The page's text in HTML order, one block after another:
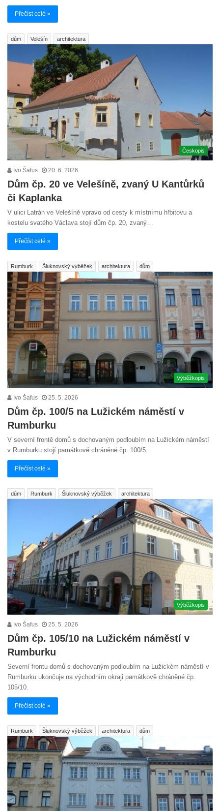
Přečíst celé »
dům Velešín architektura
Českopis
Ivo Šafus 20. 6. 2026
Dům čp. 20 ve Velešíně, zvaný U Kantůrků
či Kaplanka
V ulici Latrán ve Velešíně vpravo od cesty k místnímu hřbitovu a
kostelu svatého Václava stojí dům čp. 20, zvaný…
Přečíst celé »
Rumburk Šluknovský výběžek architektura dům
Výběžkopis
Ivo Šafus 25. 5. 2026
Dům čp. 100/5 na Lužickém náměstí v
Rumburku
V severní frontě domů s dochovaným podloubím na Lužickém náměstí
v Rumburku stojí památkově chráněné čp. 100/5.
Přečíst celé »
dům Rumburk Šluknovský výběžek architektura
Výběžkopis
Ivo Šafus 25. 5. 2026
Dům čp. 105/10 na Lužickém náměstí v
Rumburku
Severní frontu domů s dochovaným podloubím na Lužickém náměstí v
Rumburku ukončuje na východním okraji památkově chráněné čp.
105/10.
Přečíst celé »
Rumburk Šluknovský výběžek architektura dům